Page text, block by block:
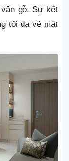
gỗ. Sự kết
tối đa về mặt